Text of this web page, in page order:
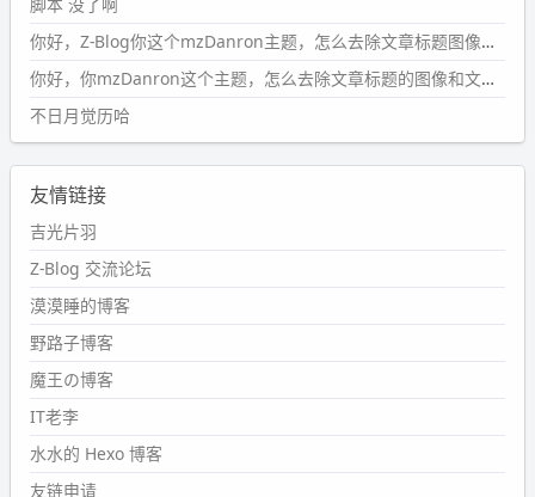
2024-09-15 10:32:07
#PubWordVSCode 内 git 操作卡住的时候没办法主动取消
一直是个痛点，一般都是推送或拉取，今天连提交都卡
了。。
wdssmq
2024-09-11 08:45:43
#PubWord
然后天凉了，为了应对踢被子买了睡袋，不知道 1.2 米会不
会略窄。。
wdssmq
2024-09-09 19:43:00
#PubWord
表，21 年 11 月底发现 B 站上线了这部，直到前几天才看
完，还是分两次看的。。接下来有五项是 2019 年的，都是
电影 —— 略长的待办列表。。
你好，Z-Blog你这个mzDanron主题，怎么去除文章标题图像和文章摘要，仅显示标题，感谢回复！
你好，你mzDanron这个主题，怎么去除文章标题的图像和文章摘要！仅显示标题，感谢回复解决！
不日月觉历哈
友情链接
吉光片羽
Z-Blog 交流论坛
漠漠睡的博客
野路子博客
魔王の博客
IT老李
水水的 Hexo 博客
友链申请